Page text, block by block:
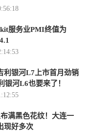
服务业PMI终值为
利银河L7上市首月劲销
银河L6也要来了！
满黑色花纹！大连一
现好多次